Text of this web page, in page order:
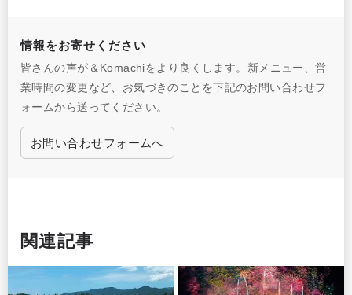
情報をお寄せください
皆さんの声が＆Komachiをより良くします。新メニュー、営
業時間の変更など、お気づきのことを下記のお問い合わせフ
ォームから送ってください。
お問い合わせフォームへ
関連記事